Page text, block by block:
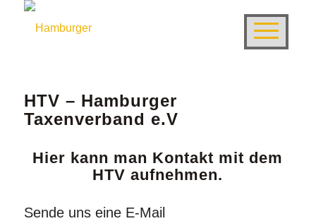
HTV – Hamburger
Taxenverband e.V
Hier kann man Kontakt mit dem
HTV aufnehmen.
Sende uns eine E-Mail